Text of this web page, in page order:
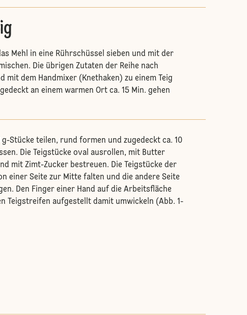
Mehl in eine Rührschüssel sieben und mit der
Die übrigen Zutaten der Reihe nach
mit dem Handmixer (Knethaken) zu einem Teig
an einem warmen Ort ca. 15 Min. gehen
g-Stücke teilen, rund formen und zugedeckt ca. 10
Die Teigstücke oval ausrollen, mit Butter
mit Zimt-Zucker bestreuen. Die Teigstücke der
einer Seite zur Mitte falten und die andere Seite
Den Finger einer Hand auf die Arbeitsfläche
Teigstreifen aufgestellt damit umwickeln (Abb. 1-